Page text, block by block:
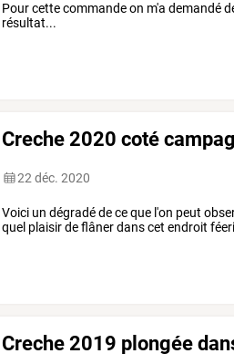
Pour cette commande on m'a demandé
résultat...
Creche 2020 coté
22 déc. 2020
Voici un dégradé de ce que l'on peut
quel plaisir de flâner dans cet endroit
Creche 2019 plongée